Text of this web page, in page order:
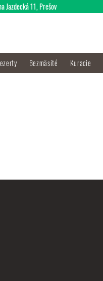
Bezmäsité Kuracie
Jazdecká 11, Prešov